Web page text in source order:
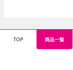
TOP 商品一覧